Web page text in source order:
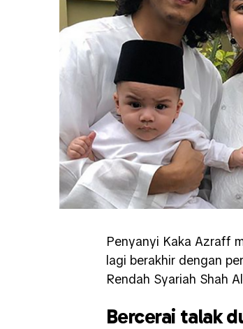
Penyanyi Kaka Azraff
lagi berakhir dengan
Rendah Syariah Shah
Bercerai talak